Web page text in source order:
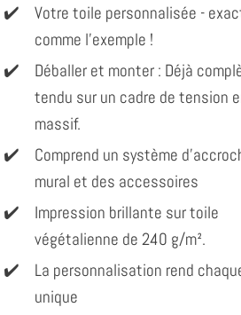
Votre toile personnalisée -
comme l'exemple !
Déballer et monter : Déjà
tendu sur un cadre de tension
massif.
Comprend un système
mural et des accessoires
Impression brillante sur toile
végétalienne de 240 g/m².
La personnalisation rend
unique